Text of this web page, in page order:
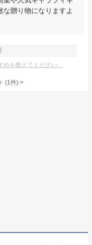
な贈り物になりますよ
を教えてください。
(1件) >